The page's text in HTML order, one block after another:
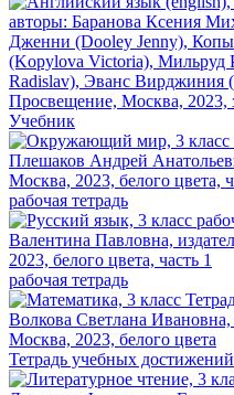
Учебник
рабочая тетрадь
рабочая тетрадь
Тетрадь учебных достижений